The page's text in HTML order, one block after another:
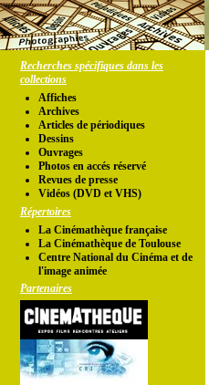
Recherches spécifiques dans les
collections
Affiches
Archives
Articles de périodiques
Dessins
Ouvrages
Photos en accés réservé
Revues de presse
Vidéos (DVD et VHS)
Répertoires
La Cinémathèque française
La Cinémathèque de Toulouse
Centre National du Cinéma et de
l'image animée
Partenaires